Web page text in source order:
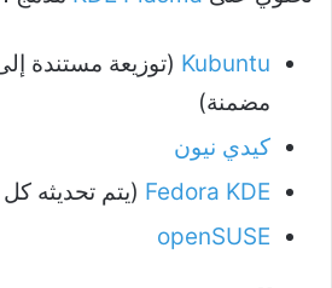
Kubuntu
مضمنة)
كيدي نيون
Fedora KDE (يتم تحديثه
openSUSE